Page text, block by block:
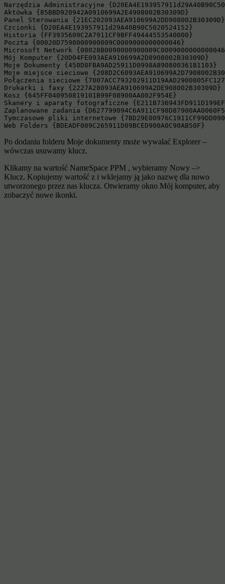
Narzędzia Administracyjne
Aktówka {85BBD920942A0910699A2E4908002B30309D}
Panel Sterowania {21EC202093AEA910699A2DD908002B30309D}
Czcionki {D20EA4E193957911d29A40B90C5020524152}
Historia {FF3935609C2A7911CF9BFF49444553540000}
Poczta {00020D7590000900009C0009000000000046}
Microsoft Network
Mój Komputer {20D04FE093AEA910699A2D8908002B30309D}
Moje Dokumenty {450D8FBA9AD25911D0998A890800361B1103}
Moje miejsce sieciowe
Połączenia sieciowe
Drukarki i faxy {2227A28093AEA910699A2DE908002B30309D}
Kosz {645FF040950819101B99F08900AA002F954E}
Skanery i aparaty fotograficzne
Zaplanowane zadania
Tymczasowe pliki internetowe
Web Folders {BDEADF009C265911D09BCED900A0C90AB50F}
Po dodaniu folderu Moje dokumenty może wywalać Explorer –
wówczas usuwamy klucz.
Klikamy na wartość NameSpace PPM , wybieramy Nowy –>
Klucz. Kopiujemy wartość z i wklejamy ją jako nazwę dla nowo
utworzonego przez nas klucza. Otwieramy okno Mój komputer, aby
zobaczyć nowe ikonki.